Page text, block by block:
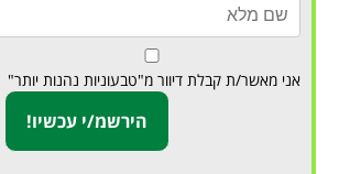
אני מאשר/ת קבלת דיוור מ"טבעוניות נהנות יותר"